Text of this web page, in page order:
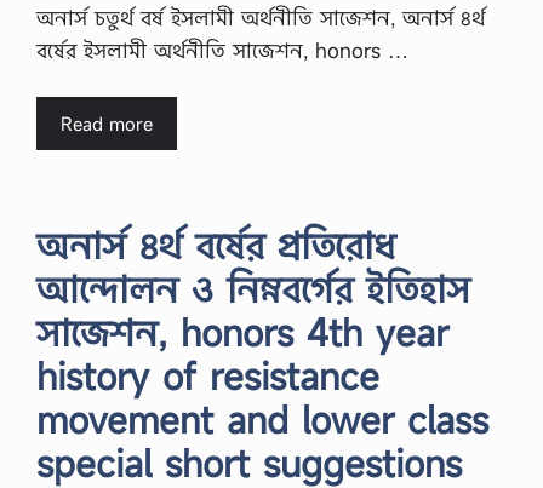
অনার্স চতুর্থ বর্ষ ইসলামী অর্থনীতি সাজেশন, অনার্স ৪র্থ
বর্ষের ইসলামী অর্থনীতি সাজেশন, honors …
Read more
অনার্স ৪র্থ বর্ষের প্রতিরোধ
আন্দোলন ও নিম্নবর্গের ইতিহাস
সাজেশন, honors 4th year
history of resistance
movement and lower class
special short suggestions